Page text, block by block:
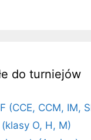
do turniejów
(CCE, CCM, IM,
O, H, M)